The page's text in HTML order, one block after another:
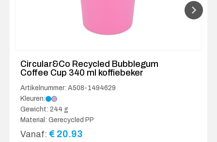
Circular&Co Recycled Bubblegum
Coffee Cup 340 ml koffiebeker
Artikelnummer: A508-1494629
Kleuren:
Gewicht: 244 g
Material: Gerecycled PP
Vanaf: € 20.93